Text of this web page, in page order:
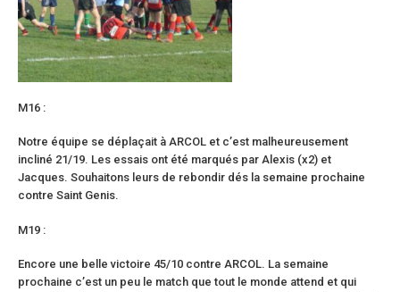
M16 :
Notre équipe se déplaçait à ARCOL et c’est malheureusement
incliné 21/19. Les essais ont été marqués par Alexis (x2) et
Jacques. Souhaitons leurs de rebondir dés la semaine prochaine
contre Saint Genis.
M19 :
Encore une belle victoire 45/10 contre ARCOL. La semaine
prochaine c’est un peu le match que tout le monde attend et qui